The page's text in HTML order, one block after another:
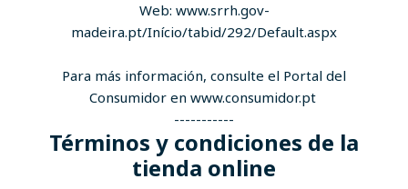
Web: www.srrh.gov-
madeira.pt/Início/tabid/292/Default.aspx
Para más información, consulte el Portal del
Consumidor en www.consumidor.pt
-----------
Términos y condiciones de la
tienda online